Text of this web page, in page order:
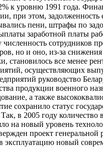
к уровню 1991 года.
при этом,
пени, штрафы по
заработной платы
сотрудников
но и оно, из-за
все менее
осуществляющих
руководство
продукции военного
а также
сохранило статус
в 2005 году
на новый уровень
проект
новый